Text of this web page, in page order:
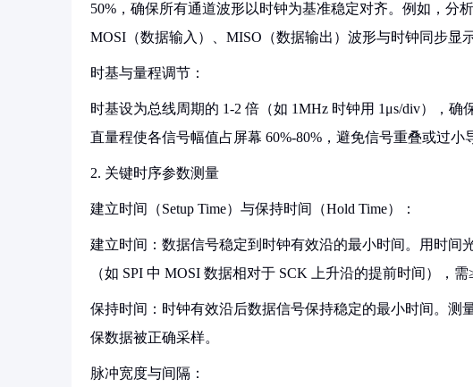
50%，确保所有通道波形以时钟为基准稳定对齐。例如，分
MOSI（数据输入）、MISO（数据输出）波形与时钟同步显示
时基与量程调节：
时基设为总线周期的 1-2 倍（如 1MHz 时钟用 1μs/div），
直量程使各信号幅值占屏幕 60%-80%，避免信号重叠或过小
2. 关键时序参数测量
建立时间（Setup Time）与保持时间（Hold Time）：
建立时间：数据信号稳定到时钟有效沿的最小时间。用时间
（如 SPI 中 MOSI 数据相对于 SCK 上升沿的提前时间），需
保持时间：时钟有效沿后数据信号保持稳定的最小时间。测
保数据被正确采样。
脉冲宽度与间隔：